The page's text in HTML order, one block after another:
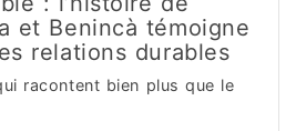
et Benincà témoigne
relations durables
racontent bien plus que le